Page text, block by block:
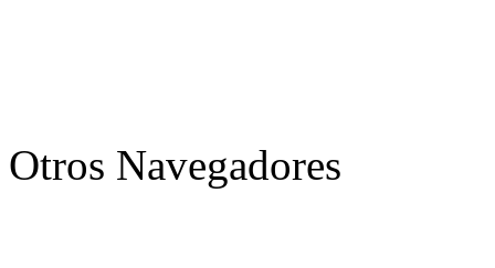
Otros Navegadores